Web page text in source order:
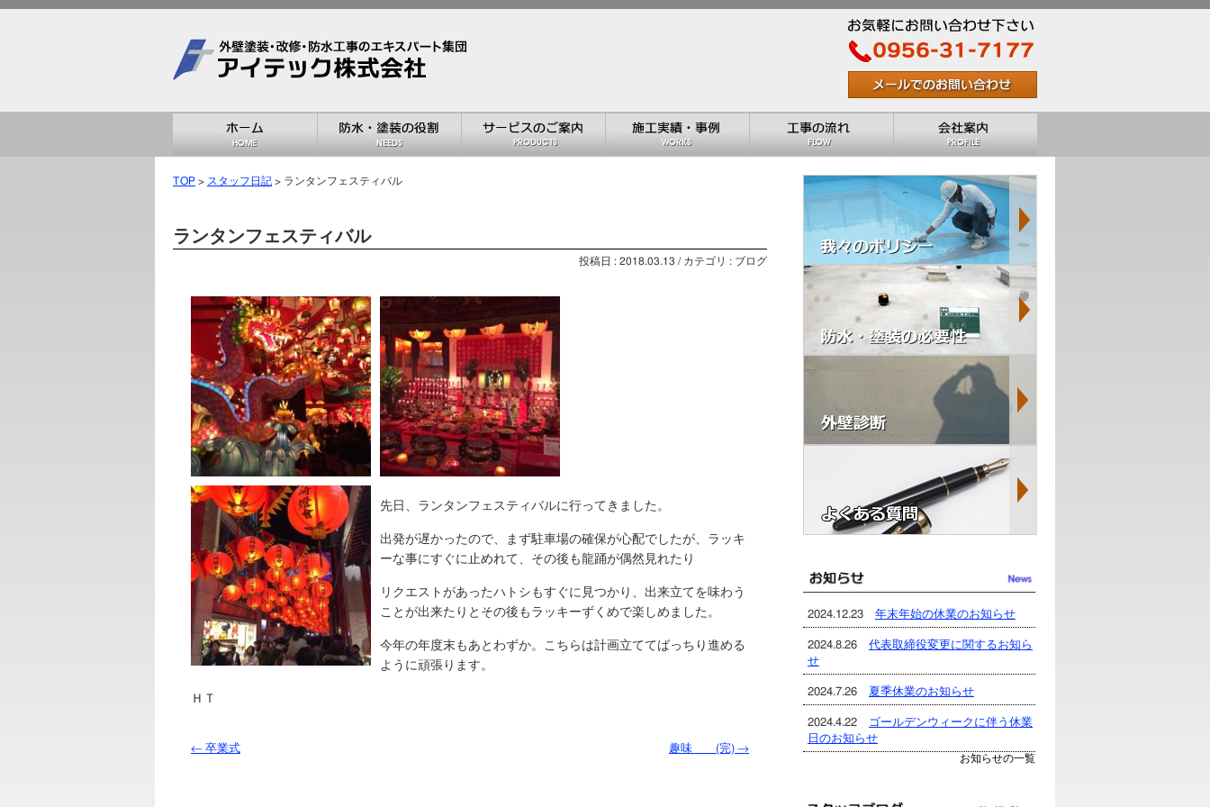
TOP > スタッフ日記 > ランタンフェスティバル
ランタンフェスティバル
投稿日 : 2018.03.13 / カテゴリ : ブログ
先日、ランタンフェスティバルに行ってきました。
出発が遅かったので、まず駐車場の確保が心配でしたが、ラッキ
ーな事にすぐに止めれて、その後も龍踊が偶然見れたり
リクエストがあったハトシもすぐに見つかり、出来立てを味わう
ことが出来たりとその後もラッキーずくめで楽しめました。
今年の年度末もあとわずか。こちらは計画立ててばっちり進める
ように頑張ります。
ＨＴ
← 卒業式 趣味 (完) →
2024.12.23 年末年始の休業のお知らせ
2024.8.26 代表取締役変更に関するお知ら
せ
2024.7.26 夏季休業のお知らせ
2024.4.22 ゴールデンウィークに伴う休業
日のお知らせ
お知らせの一覧